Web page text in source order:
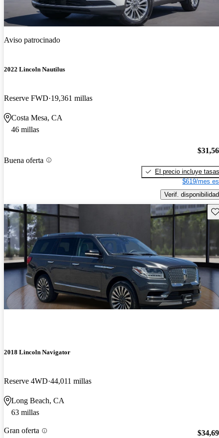
Aviso patrocinado
2022 Lincoln Nautilus
Reserve FWD 19,361 millas
Costa Mesa, CA
46 millas
Buena oferta
El precio incluye tasas
$619/mes
Verif. disponibilidad
2018 Lincoln Navigator
Reserve 4WD 44,011 millas
Long Beach, CA
63 millas
Gran oferta